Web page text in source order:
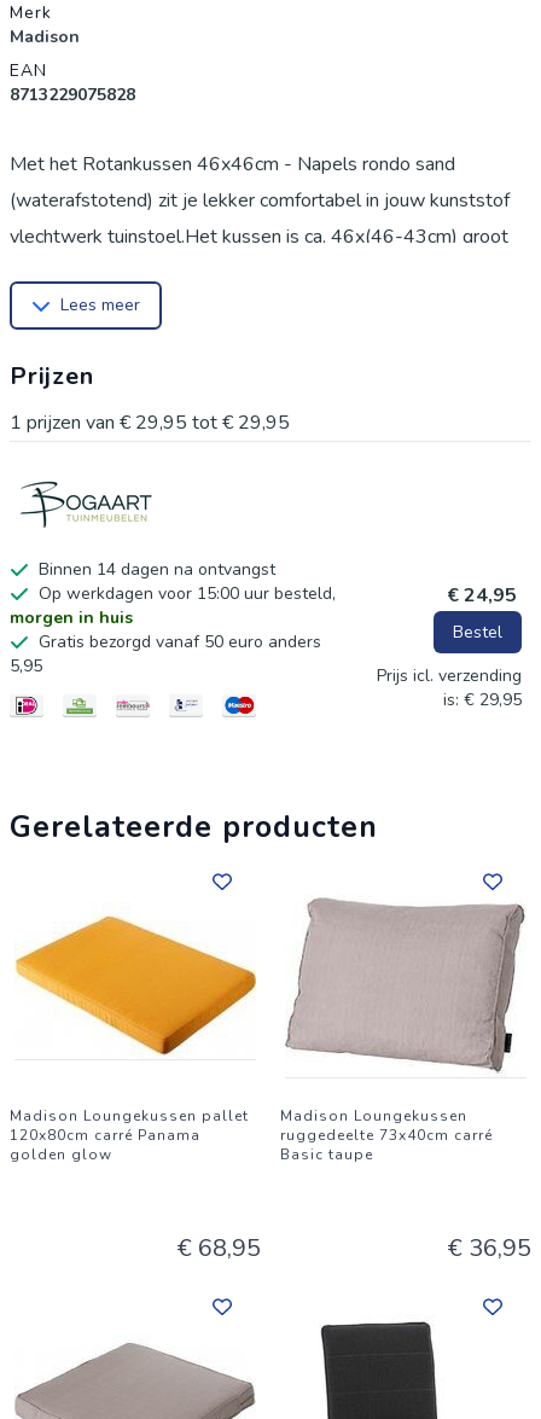
Merk
Madison
EAN
8713229075828
Met het Rotankussen 46x46cm - Napels rondo sand
(waterafstotend) zit je lekker comfortabel in jouw kunststof
vlechtwerk tuinstoel.Het kussen is ca. 46x(46-43cm) groot
dik.Onderdeel van de collectie van Madison kussens
Lees meer
Prijzen
1 prijzen van € 29,95 tot€ 29,95
Binnen 14 dagen na ontvangst
Op werkdagen voor 15:00 uur besteld,
morgen in huis
Gratis bezorgd vanaf 50 euro anders
5,95
€ 24,95
Bestel
Prijs icl. verzending
is: € 29,95
Gerelateerde producten
Madison Loungekussen pallet
120x80cm carré Panama
golden glow
€ 68,95
Madison Loungekussen
ruggedeelte 73x40cm carré
Basic taupe
€ 36,95